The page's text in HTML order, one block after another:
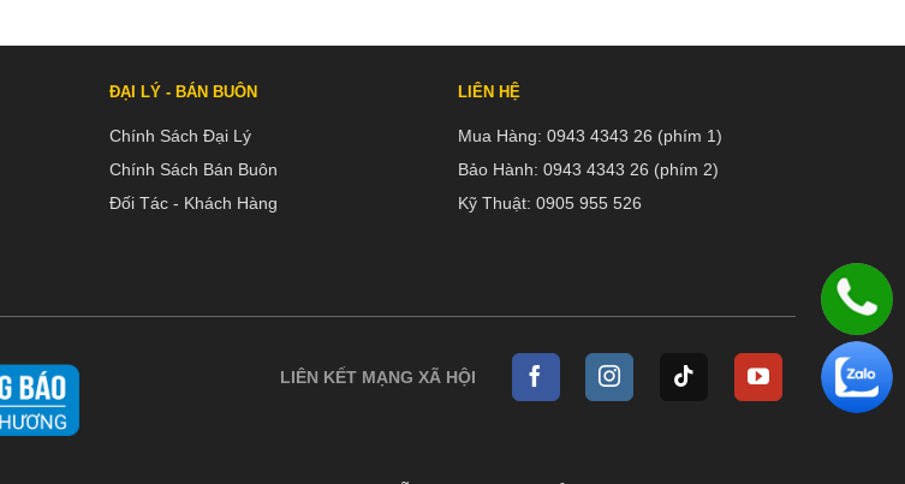
ĐẠI LÝ - BÁN BUÔN
Chính Sách Đại Lý
Chính Sách Bán Buôn
Đối Tác - Khách Hàng
LIÊN HỆ
Mua Hàng:0943 4343 26 (phím 1)
Bảo Hành:0943 4343 26 (phím 2)
Kỹ Thuật:0905 955 526
LIÊN KẾT MẠNG XÃ HỘI